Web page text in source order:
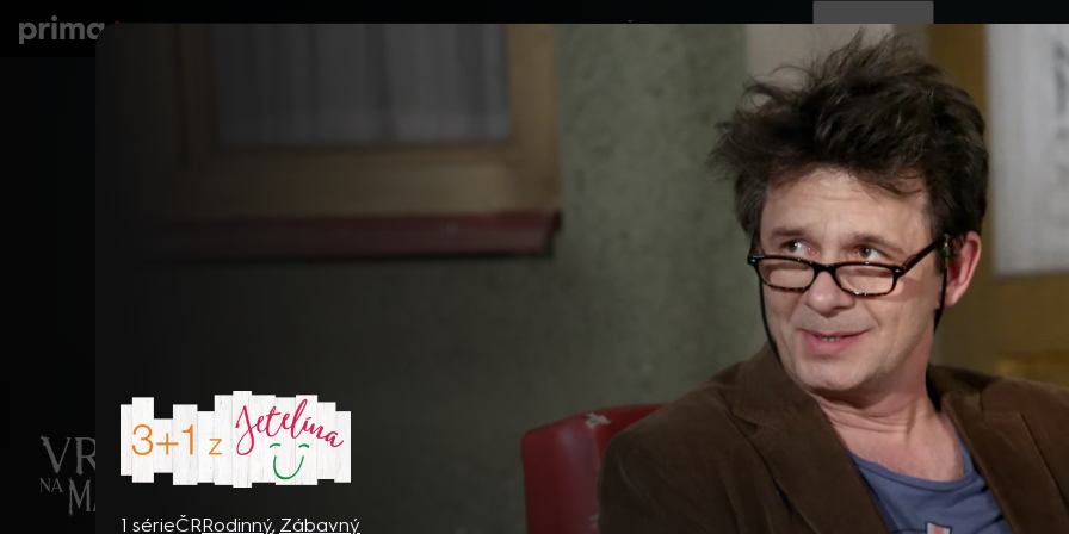
Seriály Filmy Děti Zprávy Novinky Živě TV program Operátoři
3 + 1 z Jetelína
1 sérieČRRodinný, Zábavný
prima+